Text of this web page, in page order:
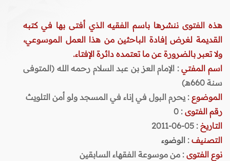
هذه الفتوى ننشرها باسم الفقيه الذي أفتى بها في كتبه
القديمة لغرض إفادة الباحثين من هذا العمل الموسوعي،
ولا تعبر بالضرورة عن ما تعتمده دائرة الإفتاء.
اسم المفتي: الإمام العز بن عبد السلام رحمه الله (المتوفى
سنة 660هـ)
الموضوع : يحرم البول في إناء في المسجد ولو أمن التلويث
رقم الفتوى :
0
التاريخ : 05-06-2011
التصنيف : الوضوء
نوع الفتوى : من موسوعة الفقهاء السابقين